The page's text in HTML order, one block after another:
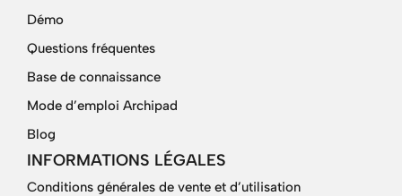
Démo
Questions fréquentes
Base de connaissance
Mode d’emploi Archipad
Blog
INFORMATIONS LÉGALES
Conditions générales de vente et d’utilisation